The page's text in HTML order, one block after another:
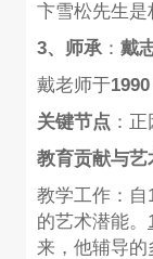
卞雪松先生是
3、师承： 戴
戴老师于
关键节点 ：
教育贡献与艺
教学工作：自
的艺术潜能。
来，他辅导